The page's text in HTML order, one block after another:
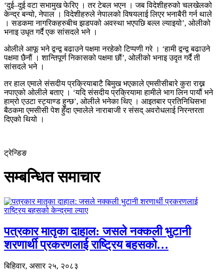
‘दुई–दुई वटा सभामुख फेरिए । तर टेबल भएन । जब विदेशीहरुको चलखेलको
केन्द्र बन्यो, नेपाल । विदेशीहरुले नेपालको विषयलाई लिएर भनाबैरी गर्न थाले
। सडकमा नागरिकहरुबीच झडपको अवस्था भएपछि बल्ल ल्याइयो’, ओलीको
भनाइ उधृत गर्दै एक सांसदले भने ।
ओलीले आफू भने द्वन्द्व बढाउने पक्षमा नरहेको टिप्पणी गरे । ‘हामी द्वन्द्व बढाउने
पक्षमा छैनौं । शान्तिपूर्ण निकासको पक्षमा छौं’, ओलीको भनाइ उदृत गर्दै ती
सांसदले भने ।
तर हाल एमाले संसदीय प्रक्रियाबाटै बिमुख भएकाले एमसीसीबारे कुरा राख्न
नपाएको ओलीले बताए । ‘यदि संसदीय प्रक्रियामा हामीले भाग लिन पायौं भने
हाम्रो एउटा स्ट्याण्ड हुन्छ’, ओलीले भनेका थिए । आइतबार प्रतिनिधिसभा
बैठकमा एमसीसी पेश हुँदा एमालेले नाराबाजी र संसद् अवरोधलाई निरन्तरता
दिएको थियो ।
ट्रेन्डिङ
सम्बन्धित समाचार
पत्रकार मातृका दाहाल: जसले नक्कली भुटानी
शरणार्थी प्रकरणलाई राष्ट्रिय बहसको…
बिहिवार, असार २५, २०८३